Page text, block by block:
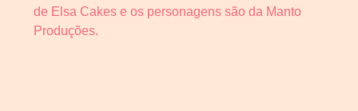
de Elsa Cakes e os personagens são da Manto
Produções.